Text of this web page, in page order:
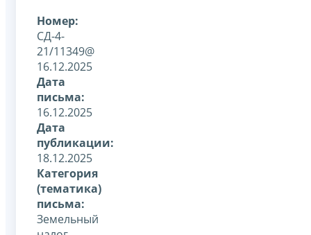
Номер:
СД-4-
21/11349@
16.12.2025
Дата
письма:
16.12.2025
Дата
публикации:
18.12.2025
Категория
(тематика)
письма:
Земельный